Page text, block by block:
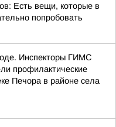
Есть вещи, которые в
попробовать
Инспекторы ГИМС
профилактические
Печора в районе села